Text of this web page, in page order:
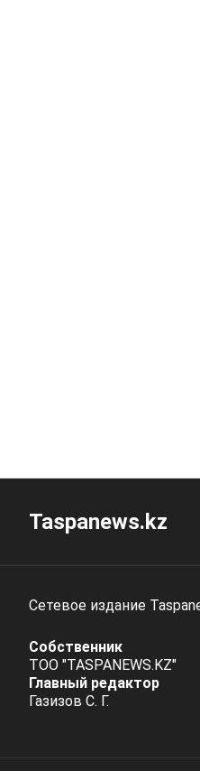
Taspanews.kz
Сетевое издание
Собственник
ТОО "TASPANEWS.KZ"
Главный редактор
Газизов С. Г.